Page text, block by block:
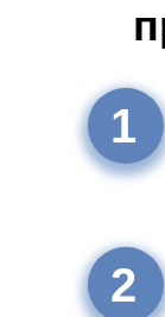
1
2